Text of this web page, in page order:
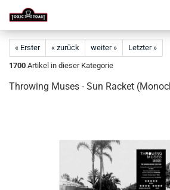
« Erster « zurück weiter »
Letzter »
1700 Artikel in dieser Kategorie
Throwing Muses - Sun Racket